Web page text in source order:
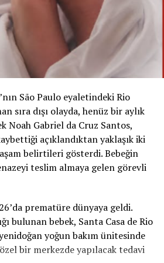
GÖNDERİLEN COVID-19 TEST
KREUZLINGEN BÖLGESİNDE
São Paulo eyaletindeki Rio
sıra dışı olayda, henüz bir aylık
Noah Gabriel da Cruz Santos,
açıklandıktan yaklaşık iki
belirtileri gösterdi. Bebeğin
teslim almaya gelen görevli
prematüre dünyaya geldi.
bulunan bebek, Santa Casa de Rio
yoğun bakım ünitesinde
bir merkezde yapılacak tedavi